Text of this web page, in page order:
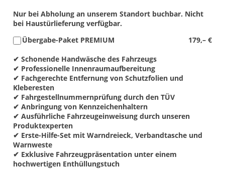
Nur bei Abholung an unserem Standort buchbar. Nicht
bei Haustürlieferung verfügbar.
179,– €
Übergabe-Paket PREMIUM
✔ Schonende Handwäsche des Fahrzeugs
✔ Professionelle Innenraumaufbereitung
✔ Fachgerechte Entfernung von Schutzfolien und
Kleberesten
✔ Fahrgestellnummernprüfung durch den TÜV
✔ Anbringung von Kennzeichenhaltern
✔ Ausführliche Fahrzeugeinweisung durch unseren
Produktexperten
✔ Erste-Hilfe-Set mit Warndreieck, Verbandtasche und
Warnweste
✔ Exklusive Fahrzeugpräsentation unter einem
hochwertigen Enthüllungstuch